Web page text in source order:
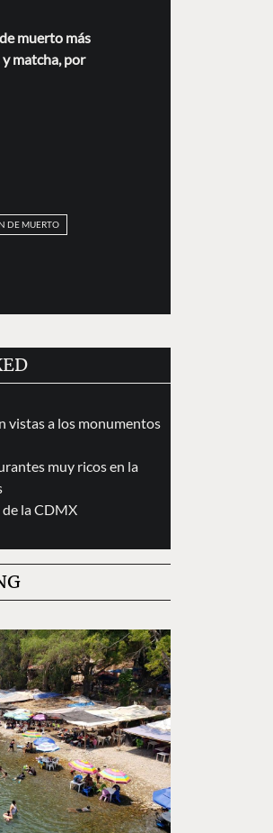
muerto más
matcha, por
DE MUERTO
vistas a los monumentos
muy ricos en la
la CDMX